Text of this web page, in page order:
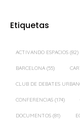
Etiquetas
ACTIVANDO ESPACIOS (82)
BARCELONA (55)
CLUB DE DEBATES
CONFERENCIAS (174)
DOCUMENTOS (81)